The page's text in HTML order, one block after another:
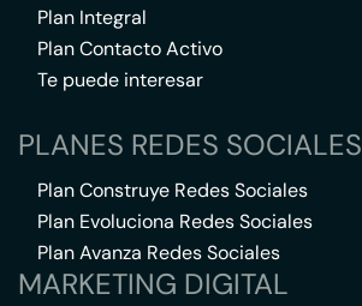
Plan Integral
Plan Contacto Activo
Te puede interesar
PLANES REDES SOCIALES
Plan Construye Redes Sociales
Plan Evoluciona Redes Sociales
Plan Avanza Redes Sociales
MARKETING DIGITAL